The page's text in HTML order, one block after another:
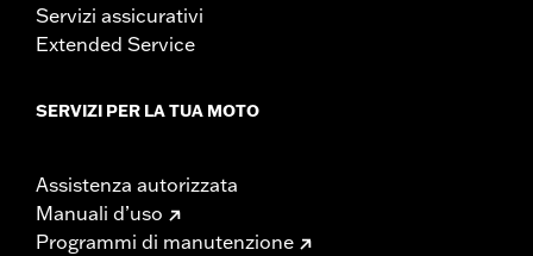
Servizi assicurativi
Extended Service
SERVIZI PER LA TUA MOTO
Assistenza autorizzata
Manuali d’uso
Programmi di manutenzione